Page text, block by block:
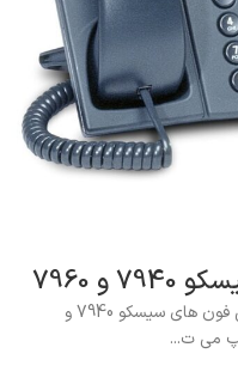
سلام دوستان عزیز برای استفاده از آی پی فون های سیسکو 7940 و